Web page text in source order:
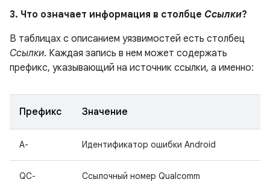
3. Что означает информация в столбце Ссылки?
В таблицах с описанием уязвимостей есть столбец
Ссылки. Каждая запись в нем может содержать
префикс, указывающий на источник ссылки, а именно:
Префикс Значение
A- Идентификатор ошибки Android
QC- Ссылочный номер Qualcomm